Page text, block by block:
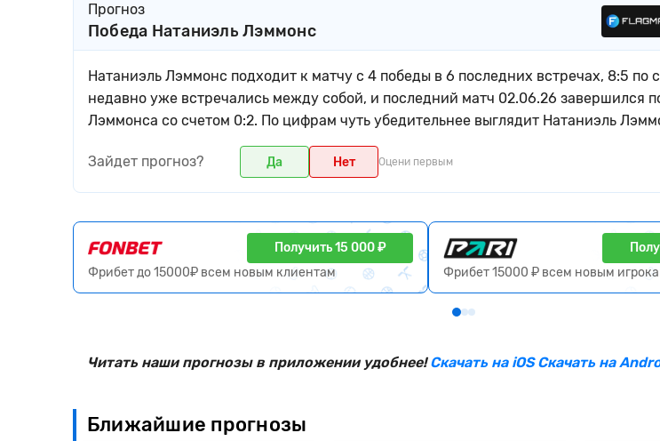
Прогноз
Победа Натаниэль Лэммонс
Натаниэль Лэммонс подходит к матчу с 4 победы в 6 последних встречах, 8:5 по
недавно уже встречались между собой, и последний матч 02.06.26 завершился
Лэммонса со счетом 0:2. По цифрам чуть убедительнее выглядит Натаниэль
Зайдет прогноз? Да Нет Оцени первым
Получить 15 000 ₽
Фрибет до 15000₽ всем новым клиентам
Фрибет 15000 ₽ всем новым
Читать наши прогнозы в приложении удобнее!Скачать на iOSСкачать на
Ближайшие прогнозы